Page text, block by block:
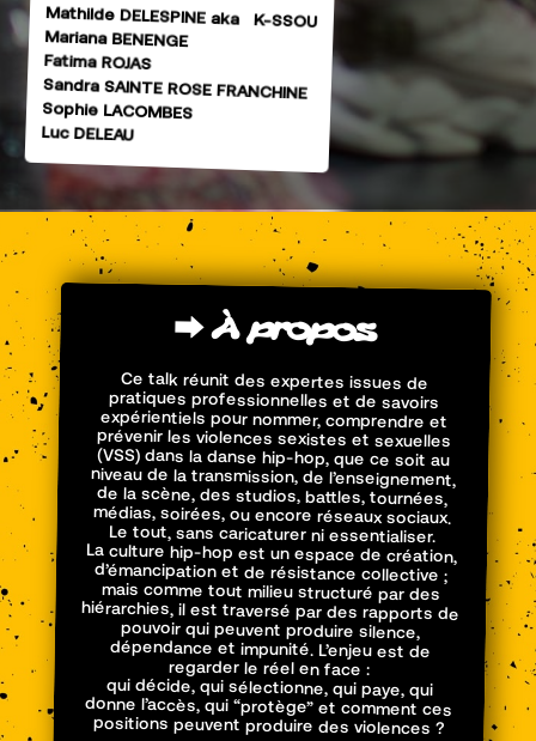
Mathilde DELESPINE aka K-SSOU
Mariana BENENGE
Fatima ROJAS
Sandra SAINTE ROSE FRANCHINE
Sophie LACOMBES
Luc DELEAU
⮕ Àpropos
Ce talk réunit des expertes issues de
pratiques professionnelles et de savoirs
expérientiels pour nommer, comprendre et
prévenir les violences sexistes et sexuelles
(VSS) dans la danse hip-hop, que ce soit au
niveau de la transmission, de l’enseignement,
de la scène, des studios, battles, tournées,
médias, soirées, ou encore réseaux sociaux.
Le tout, sans caricaturer ni essentialiser.
La culture hip-hop est un espace de création,
d’émancipation et de résistance collective ;
mais comme tout milieu structuré par des
hiérarchies, il est traversé par des rapports de
pouvoir qui peuvent produire silence,
dépendance et impunité. L’enjeu est de
regarder le réel en face :
qui décide, qui sélectionne, qui paye, qui
donne l’accès, qui “protège” et comment ces
positions peuvent produire des violences ?